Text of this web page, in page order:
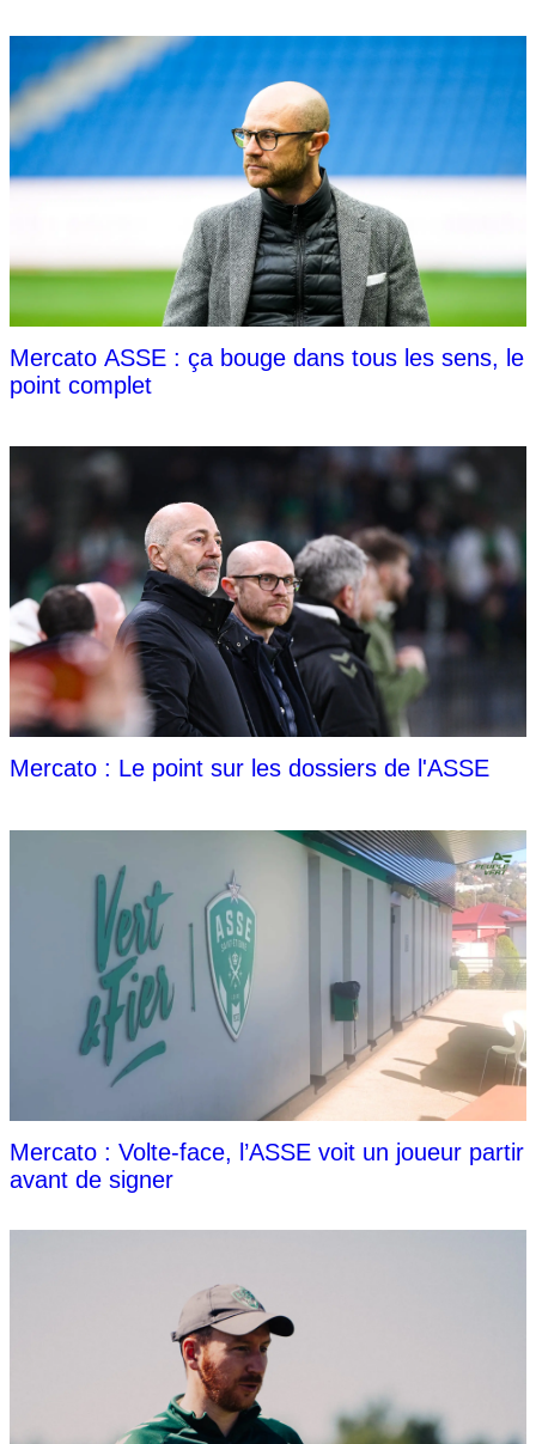
Mercato ASSE : ça bouge dans tous les sens, le
point complet
Mercato : Le point sur les dossiers de l'ASSE
Mercato : Volte-face, l’ASSE voit un joueur partir
avant de signer